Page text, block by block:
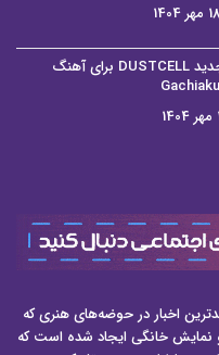
18 مهر 1404
موزیک‌ویدیو جدید DUSTCELL برای آهنگ
اخبار در حوضه‌های هنری که
و نمایش خانگی ایجاد شده است که